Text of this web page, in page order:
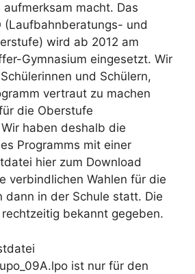
macht. Das
(Laufbahnberatungs- und
wird ab 2012 am
Gymnasium eingesetzt. Wir
und Schülern,
vertraut zu machen
die Oberstufe
haben deshalb die
Programms mit einer
hier zum Download
verbindlichen Wahlen für die
dann in der Schule statt. Die
bekannt gegeben.
ist nur für den